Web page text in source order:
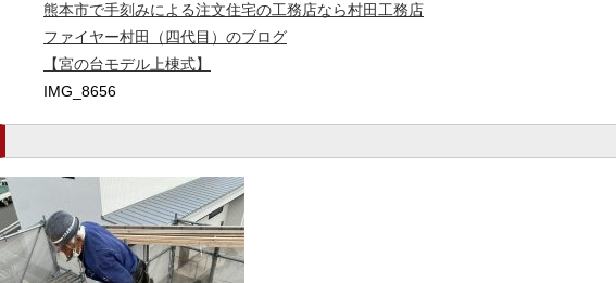
熊本市で手刻みによる注文住宅の工務店なら村田工務店
ファイヤー村田（四代目）のブログ
【宮の台モデル上棟式】
IMG_8656